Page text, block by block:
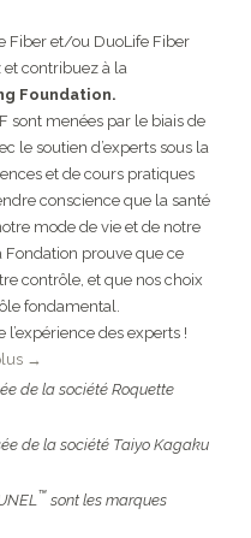
Fiber et/ou DuoLife Fiber
et contribuez à la
Foundation.
sont menées par le biais de
le soutien d’experts sous la
et de cours pratiques
conscience que la santé
mode de vie et de notre
Fondation prouve que ce
contrôle, et que nos choix
fondamental.
l’expérience des experts !
→
de la société Roquette
de la société Taiyo Kagaku
™ sont les marques